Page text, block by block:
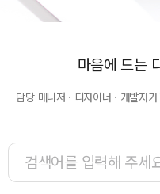
마음에 드는
담당 매니저 · 디자이너 · 개발자